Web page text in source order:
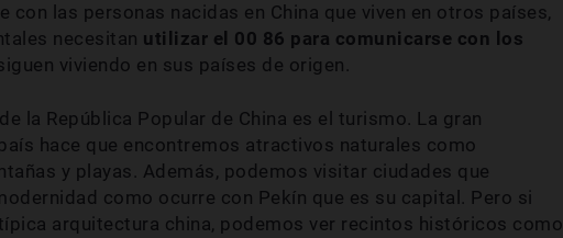
con las personas nacidas en China que viven en otros países,
necesitan utilizar el 00 86 para comunicarse con los
viviendo en sus países de origen.
la República Popular de China es el turismo. La gran
hace que encontremos atractivos naturales como
y playas. Además, podemos visitar ciudades que
como ocurre con Pekín que es su capital. Pero si
arquitectura china, podemos ver recintos históricos como